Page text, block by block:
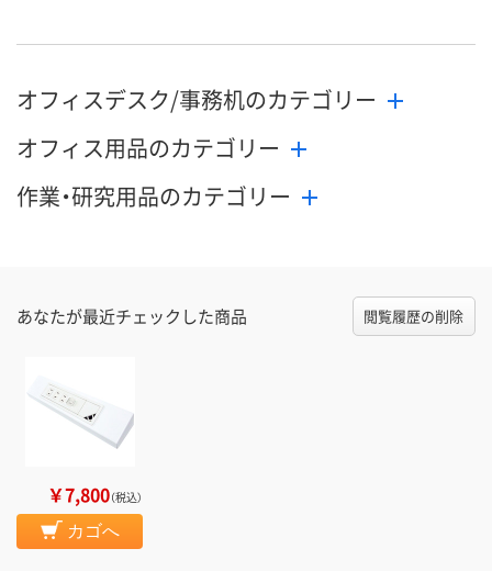
オフィスデスク/事務机のカテゴリー
オフィス用品のカテゴリー
作業・研究用品のカテゴリー
あなたが最近チェックした商品 閲覧履歴の削除
￥7,800（税込）
カゴへ